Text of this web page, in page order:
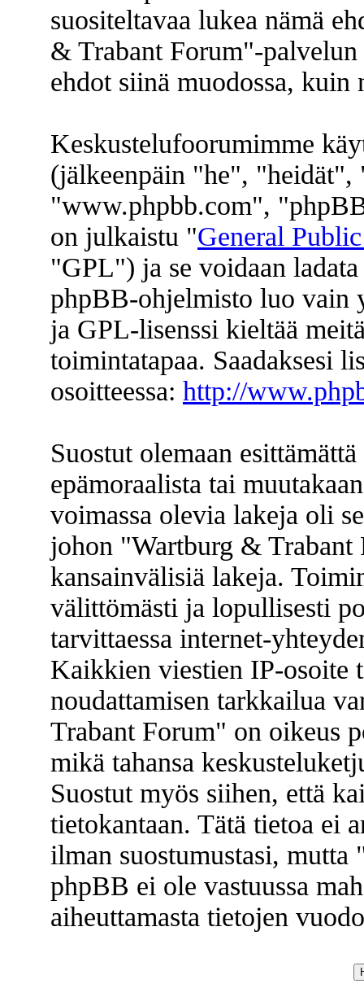
suositeltavaa lukea nämä
& Trabant Forum"-
ehdot siinä muodossa,
Keskustelufoorumimme
(jälkeenpäin "he",
"www.phpbb.com",
on julkaistu "General
"GPL") ja se voidaan
phpBB-ohjelmisto luo vain
ja GPL-lisenssi kieltää
toimintatapaa. Saadaksesi
osoitteessa: http://
Suostut olemaan
epämoraalista tai
voimassa olevia lakeja oli
johon "Wartburg &
kansainvälisiä lakeja.
välittömästi ja lopullisesti
tarvittaessa internet-
Kaikkien viestien IP-osoite
noudattamisen tarkkailua
Trabant Forum" on oikeus
mikä tahansa
Suostut myös siihen, että
tietokantaan. Tätä tietoa ei
ilman suostumustasi,
phpBB ei ole vastuussa
aiheuttamasta tietojen